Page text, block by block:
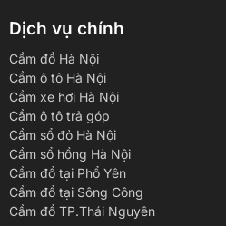
Dịch vụ chính
Cầm đồ Hà Nội
Cầm ô tô Hà Nội
Cầm xe hơi Hà Nội
Cầm ô tô trả góp
Cầm sổ đỏ Hà Nội
Cầm sổ hồng Hà Nội
Cầm đồ tại Phổ Yên
Cầm đồ tại Sông Công
Cầm đồ TP.Thái Nguyên